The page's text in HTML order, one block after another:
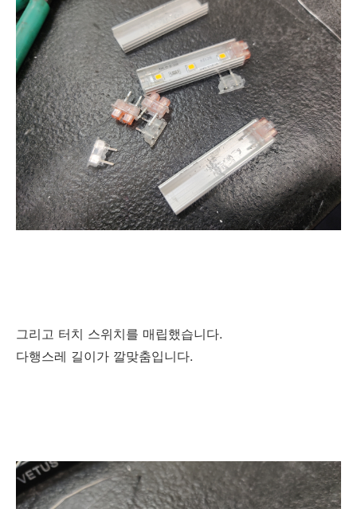
그리고 터치 스위치를 매립했습니다.
다행스레 길이가 깔맞춤입니다.